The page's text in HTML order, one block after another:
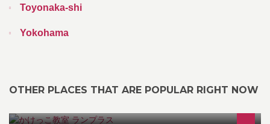
Toyonaka-shi
Yokohama
OTHER PLACES THAT ARE POPULAR RIGHT NOW